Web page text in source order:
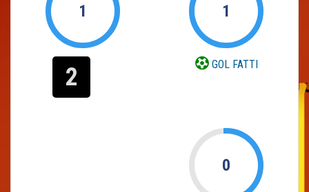
1
2
1
GOL FATTI
0